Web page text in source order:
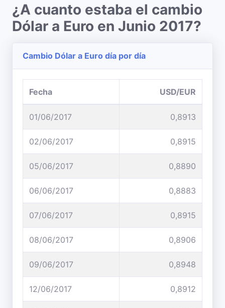
¿A cuanto estaba el cambio
Dólar a Euro en Junio 2017?
Cambio Dólar a Euro día por día
Fecha USD/EUR
01/06/2017 0,8913
02/06/2017 0,8915
05/06/2017 0,8890
06/06/2017 0,8883
07/06/2017 0,8915
08/06/2017 0,8906
09/06/2017 0,8948
12/06/2017 0,8912